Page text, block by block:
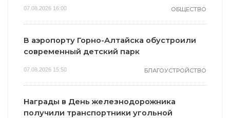
07.08.2026 16:00 ОБЩЕСТВО
В аэропорту Горно-Алтайска обустроили
современный детский парк
07.08.2026 15:50 БЛАГОУСТРОЙСТВО
Награды в День железнодорожника
получили транспортники угольной